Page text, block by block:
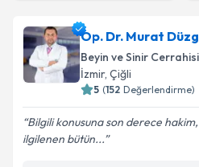
Op. Dr. Murat
Beyin ve Sinir Cerrahisi
İzmir, Çiğli
5 (152 Değerlendirme)
Bilgili konusuna son derece
ilgilenen bütün...